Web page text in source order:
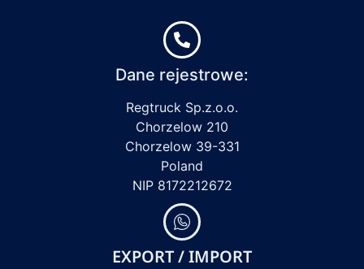
Dane rejestrowe:
Regtruck Sp.z.o.o.
Chorzelow 210
Chorzelow 39-331
Poland
NIP 8172212672
EXPORT / IMPORT